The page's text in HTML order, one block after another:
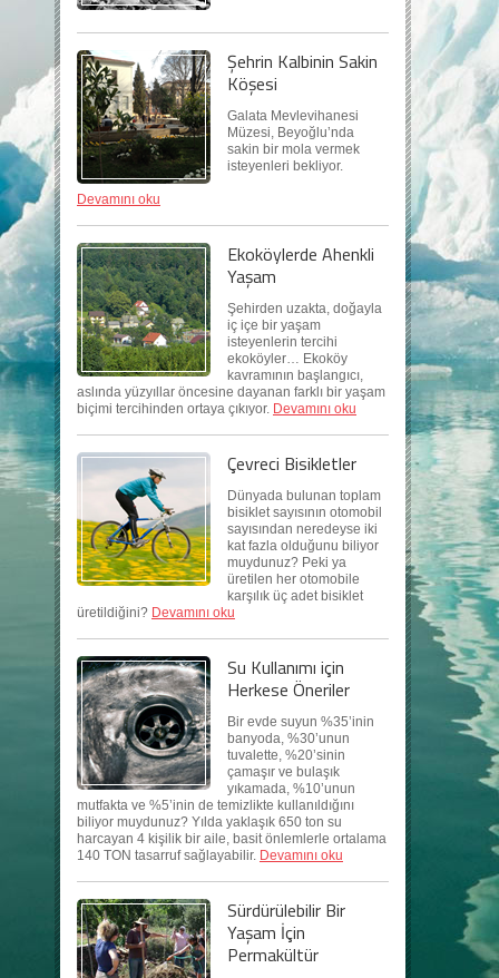
Şehrin Kalbinin Sakin
Köşesi
Galata Mevlevihanesi
Müzesi, Beyoğlu’nda
sakin bir mola vermek
isteyenleri bekliyor.
Devamını oku
Ekoköylerde Ahenkli
Yaşam
Şehirden uzakta, doğayla
iç içe bir yaşam
isteyenlerin tercihi
ekoköyler… Ekoköy
kavramının başlangıcı,
aslında yüzyıllar öncesine dayanan farklı bir yaşam
biçimi tercihinden ortaya çıkıyor. Devamını oku
Çevreci Bisikletler
Dünyada bulunan toplam
bisiklet sayısının otomobil
sayısından neredeyse iki
kat fazla olduğunu biliyor
muydunuz? Peki ya
üretilen her otomobile
karşılık üç adet bisiklet
üretildiğini? Devamını oku
Su Kullanımı için
Herkese Öneriler
Bir evde suyun %35’inin
banyoda, %30’unun
tuvalette, %20’sinin
çamaşır ve bulaşık
yıkamada, %10’unun
mutfakta ve %5’inin de temizlikte kullanıldığını
biliyor muydunuz? Yılda yaklaşık 650 ton su
harcayan 4 kişilik bir aile, basit önlemlerle ortalama
140 TON tasarruf sağlayabilir. Devamını oku
Sürdürülebilir Bir
Yaşam İçin
Permakültür